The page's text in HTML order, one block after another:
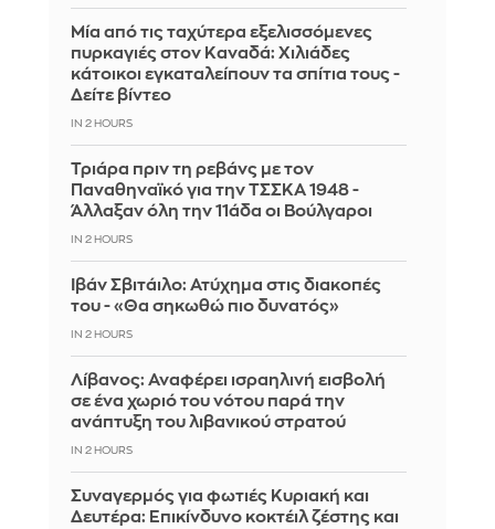
Μία από τις ταχύτερα εξελισσόμενες
πυρκαγιές στον Καναδά: Χιλιάδες
κάτοικοι εγκαταλείπουν τα σπίτια τους -
Δείτε βίντεο
IN 2 HOURS
Τριάρα πριν τη ρεβάνς με τον
Παναθηναϊκό για την ΤΣΣΚΑ 1948 -
Άλλαξαν όλη την 11άδα οι Βούλγαροι
IN 2 HOURS
Ιβάν Σβιτάιλο: Ατύχημα στις διακοπές
του - «Θα σηκωθώ πιο δυνατός»
IN 2 HOURS
Λίβανος: Αναφέρει ισραηλινή εισβολή
σε ένα χωριό του νότου παρά την
ανάπτυξη του λιβανικού στρατού
IN 2 HOURS
Συναγερμός για φωτιές Κυριακή και
Δευτέρα: Επικίνδυνο κοκτέιλ ζέστης και